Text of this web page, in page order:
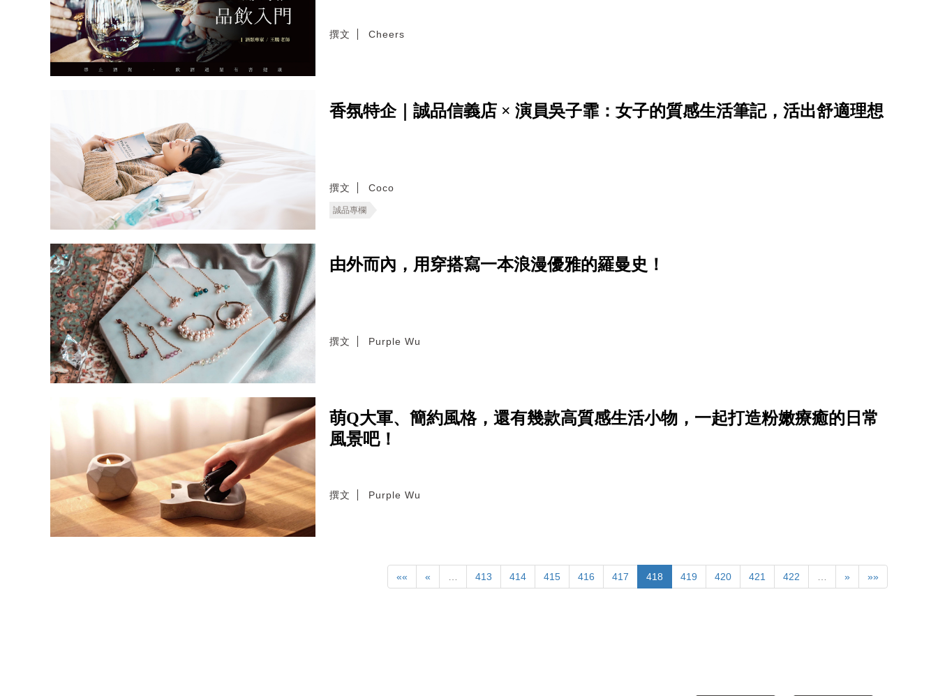
撰文 Cheers
香氛特企｜誠品信義店 × 演員吳子霏：女子的質感生活筆記，活出舒適理想
撰文 Coco
誠品專欄
由外而內，用穿搭寫一本浪漫優雅的羅曼史！
撰文 Purple Wu
萌Q大軍、簡約風格，還有幾款高質感生活小物，一起打造粉嫩療癒的日常
風景吧！
撰文 Purple Wu
«« « … 413 414 415 416 417 418 419 420 421 422 … » »»